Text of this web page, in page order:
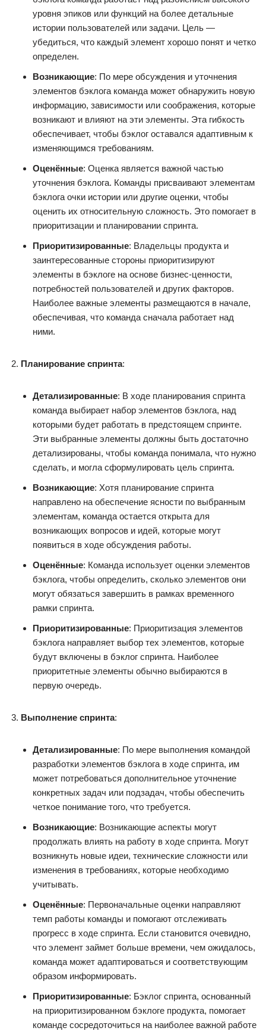
уровня эпиков или функций на более детальные
истории пользователей или задачи. Цель —
убедиться, что каждый элемент хорошо понят и четко
определен.
Возникающие: По мере обсуждения и уточнения
элементов бэклога команда может обнаружить новую
информацию, зависимости или соображения, которые
возникают и влияют на эти элементы. Эта гибкость
обеспечивает, чтобы бэклог оставался адаптивным к
изменяющимся требованиям.
Оценённые: Оценка является важной частью
уточнения бэклога. Команды присваивают элементам
бэклога очки истории или другие оценки, чтобы
оценить их относительную сложность. Это помогает в
приоритизации и планировании спринта.
Приоритизированные: Владельцы продукта и
заинтересованные стороны приоритизируют
элементы в бэклоге на основе бизнес-ценности,
потребностей пользователей и других факторов.
Наиболее важные элементы размещаются в начале,
обеспечивая, что команда сначала работает над
ними.
Планирование спринта:
Детализированные: В ходе планирования спринта
команда выбирает набор элементов бэклога, над
которыми будет работать в предстоящем спринте.
Эти выбранные элементы должны быть достаточно
детализированы, чтобы команда понимала, что нужно
сделать, и могла сформулировать цель спринта.
Возникающие: Хотя планирование спринта
направлено на обеспечение ясности по выбранным
элементам, команда остается открыта для
возникающих вопросов и идей, которые могут
появиться в ходе обсуждения работы.
Оценённые: Команда использует оценки элементов
бэклога, чтобы определить, сколько элементов они
могут обязаться завершить в рамках временного
рамки спринта.
Приоритизированные: Приоритизация элементов
бэклога направляет выбор тех элементов, которые
будут включены в бэклог спринта. Наиболее
приоритетные элементы обычно выбираются в
первую очередь.
Выполнение спринта:
Детализированные: По мере выполнения командой
разработки элементов бэклога в ходе спринта, им
может потребоваться дополнительное уточнение
конкретных задач или подзадач, чтобы обеспечить
четкое понимание того, что требуется.
Возникающие: Возникающие аспекты могут
продолжать влиять на работу в ходе спринта. Могут
возникнуть новые идеи, технические сложности или
изменения в требованиях, которые необходимо
учитывать.
Оценённые: Первоначальные оценки направляют
темп работы команды и помогают отслеживать
прогресс в ходе спринта. Если становится очевидно,
что элемент займет больше времени, чем ожидалось,
команда может адаптироваться и соответствующим
образом информировать.
Приоритизированные: Бэклог спринта, основанный
на приоритизированном бэклоге продукта, помогает
команде сосредоточиться на наиболее важной работе